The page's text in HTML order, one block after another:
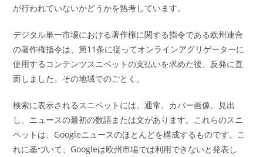
が行われていないかどうかを熟考しています。
デジタル単一市場における著作権に関する指令である欧州連合
の著作権指令は、第11条に従ってオンラインアグリゲーターに
使用するコンテンツスニペットの支払いを求めた後、反発に直
面しました。その地域でのごとく。
検索に表示されるスニペットには、通常、カバー画像、見出
し、ニュースの最初の数語または文があります。これらのスニ
ペットは、Googleニュースのほとんどを構成するものです。こ
れに基づいて、Googleは欧州市場では利用できないと発表し